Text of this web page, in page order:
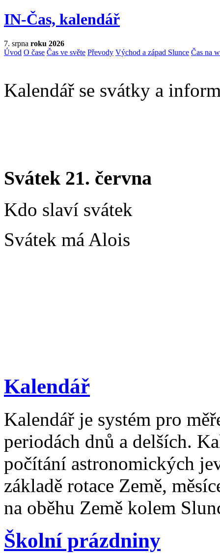
IN-Čas, kalendář
7. srpna roku 2026
Úvod O čase Čas ve světe Převody Východ a západ Slunce Čas na
Kalendář se svátky a
Svátek 21. června
Kdo slaví svátek
Svátek má Alois
Kalendář
Kalendář je systém pro
periodách dnů a delších.
počítání astronomických
základě rotace Země,
na oběhu Země kolem
Školní prázdniny